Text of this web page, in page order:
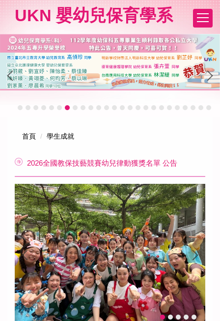
要
內
容
區
UKN 嬰幼兒保育學系
首頁 學生成就
2026全國教保技藝競賽幼兒律動獲獎名單 公告